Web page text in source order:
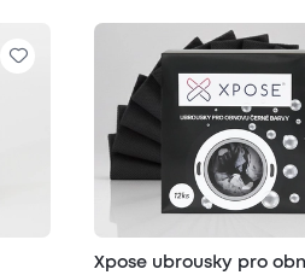
Xpose ubrousky pro